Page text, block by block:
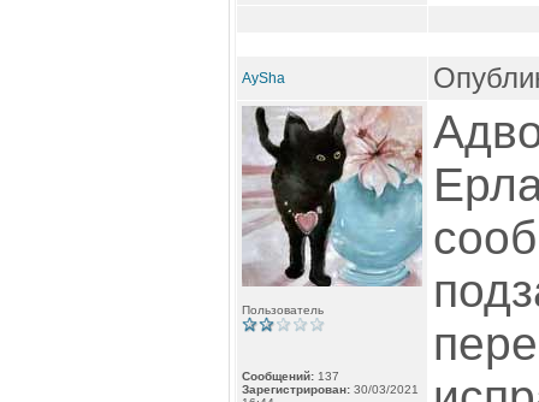
AySha
Пользователь
Сообщений: 137
Зарегистрирован: 30/03/2021